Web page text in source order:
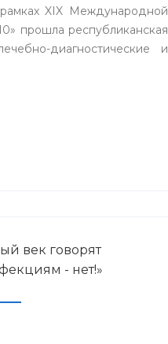
XIX Международной
прошла республиканская
диагностические и
век говорят
- нет!»